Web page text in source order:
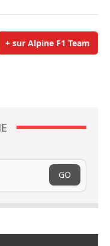
+ sur Alpine F1 Team
GO